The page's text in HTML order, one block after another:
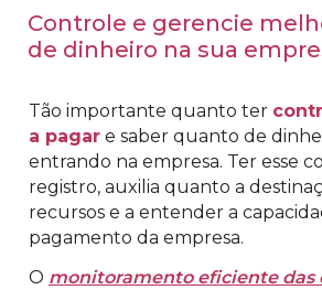
Controle e gerencie
de dinheiro na sua
Tão importante quanto ter
a pagar e saber quanto de
entrando na empresa. Ter esse
registro, auxilia quanto a
recursos e a entender a
pagamento da empresa.
O monitoramento eficiente das